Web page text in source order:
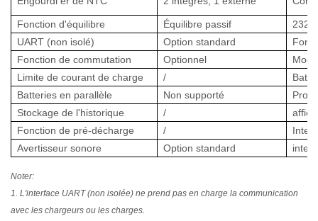
Fonction d'équilibre Équilibre passif
232
UART (non isolé)
Option standard
Fonction de commutation
Optionnel
Limite de courant de charge
/
Batteries en parallèle
Non supporté
Stockage de l'historique
/
Fonction de pré-décharge
/
Avertisseur sonore
Option standard
Noter:
1. L'interface UART (non isolée) ne prend pas en charge la communication
avec les chargeurs ou les charges.